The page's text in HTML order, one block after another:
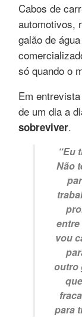
Cabos de
automotivos,
galão de
só quando o
Em
de um dia a
sobreviver.
“Eu
Não
vou
outro
para